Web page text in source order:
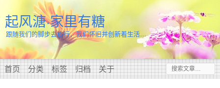
起风溏·家里有糖
跟随我们的脚步去旅行，我们怀旧并创新着生活…
首页 分类 标签 归档 关于